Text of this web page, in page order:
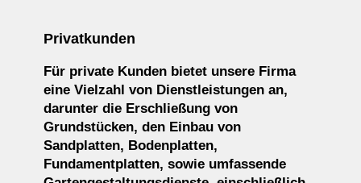
Privatkunden
Für private Kunden bietet unsere Firma
eine Vielzahl von Dienstleistungen an,
darunter die Erschließung von
Grundstücken, den Einbau von
Sandplatten, Bodenplatten,
Fundamentplatten, sowie umfassende